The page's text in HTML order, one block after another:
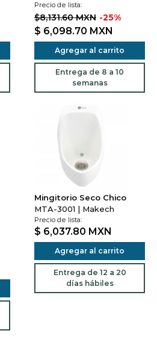
Precio de lista:
$8,131.60 MXN -25%
$ 6,098.70 MXN
Agregar al carrito
Entrega de 8 a 10
semanas
Mingitorio Seco Chico
MTA-3001 | Makech
Precio de lista:
$ 6,037.80 MXN
Agregar al carrito
Entrega de 12 a 20
días hábiles